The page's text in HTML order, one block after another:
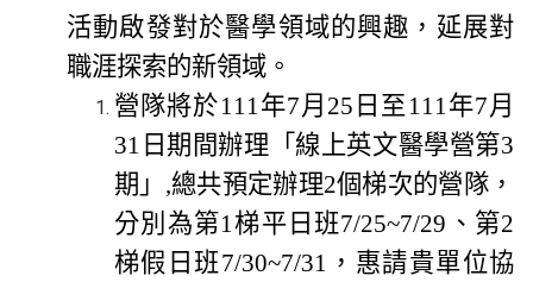
活動啟發對於醫學領域的興趣，延展對
職涯探索的新領域。
營隊將於111年7月 25 日至 111年7月
31 日期間辦理「線上英文醫學營第3
期」 ,總共預定辦理2個梯次的營隊，
分別為第1梯平日班7/25~7/29 、第2
梯假日班7/30~7/31 ，惠請貴單位協